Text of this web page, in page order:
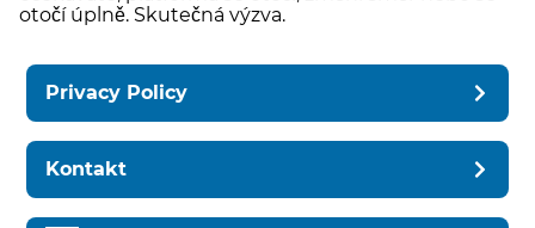
otočí úplně. Skutečná výzva.
Privacy Policy
Kontakt